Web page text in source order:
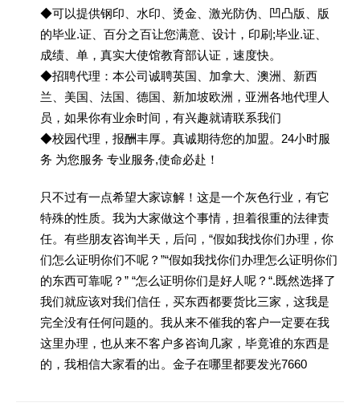
◆可以提供钢印、水印、烫金、激光防伪、凹凸版、版
的毕业.证、百分之百让您满意、设计，印刷;毕业.证、
成绩、单，真实大使馆教育部认证，速度快。
◆招聘代理：本公司诚聘英国、加拿大、澳洲、新西
兰、美国、法国、德国、新加坡欧洲，亚洲各地代理人
员，如果你有业余时间，有兴趣就请联系我们
◆校园代理，报酬丰厚。真诚期待您的加盟。24小时服
务 为您服务 专业服务,使命必赴！
只不过有一点希望大家谅解！这是一个灰色行业，有它
特殊的性质。我为大家做这个事情，担着很重的法律责
任。有些朋友咨询半天，后问，“假如我找你们办理，你
们怎么证明你们不呢？”“假如我找你们办理怎么证明你们
的东西可靠呢？” “怎么证明你们是好人呢？“.既然选择了
我们就应该对我们信任，买东西都要货比三家，这我是
完全没有任何问题的。我从来不催我的客户一定要在我
这里办理，也从来不客户多咨询几家，毕竟谁的东西是
的，我相信大家看的出。金子在哪里都要发光7660